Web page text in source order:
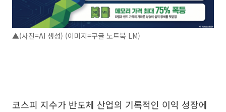
▲(사진=AI 생성) (이미지=구글 노트북 LM)
코스피 지수가 반도체 산업의 기록적인 이익 성장에